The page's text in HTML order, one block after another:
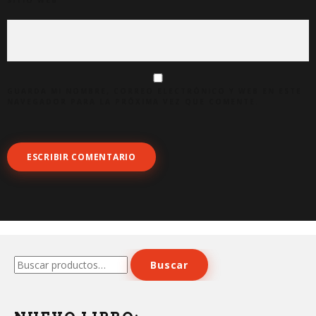
Buscar
por:
Buscar